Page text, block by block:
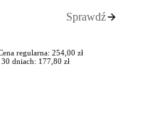
Sprawdź
regularna: 254,00 zł
dniach: 177,80 zł